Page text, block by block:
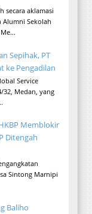
secara aklamasi
Alumni Sekolah
Sepihak, PT
ke Pengadilan
Service
32, Medan, yang
Memblokir
Ditengah
Sintong Marnipi
Baliho